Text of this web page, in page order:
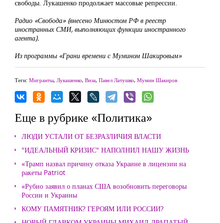
свободы. Лукашенко продолжает массовые репрессии.
Радио «Свобода» (внесено Минюстом РФ в реестр
иностранных СМИ, выполняющих функции иностранного
агента).
Из программы «Грани времени с Мумином Шакировым»
Теги: Мигранты, Лукашенко, Виза, Павел Латушко, Мумин Шакиров
Еще в рубрике «Политика»
ЛЮДИ УСТАЛИ ОТ БЕЗРАЗЛИЧИЯ ВЛАСТИ
"ИДЕАЛЬНЫЙ КРИЗИС" НАПОЛНИЛ НАШУ ЖИЗНЬ
«Трамп назвал причину отказа Украине в лицензии на
ракеты Patriot
«Рубио заявил о планах США возобновить переговоры
России и Украины
КОМУ ПАМЯТНИК? ГЕРОЯМ ИЛИ РОССИИ?